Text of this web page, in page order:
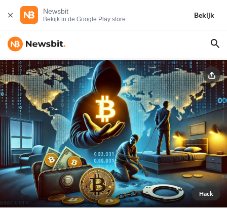
Newsbit
Bekijk in de Google Play store
Bekijk
Hack